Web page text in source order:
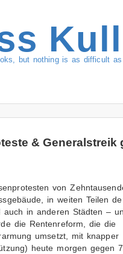
but nothing is as difficult
& Generalstreik
von
in weiten Teilen
auch in anderen Städten –
die Rentenreform, die die
umsetzt, mit knapper
heute morgen gegen 7